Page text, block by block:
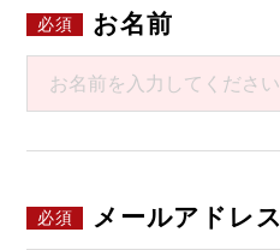
お名前
メールアドレス